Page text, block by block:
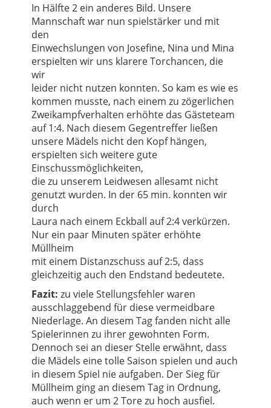
In Hälfte 2 ein anderes Bild. Unsere
Mannschaft war nun spielstärker und mit
den
Einwechslungen von Josefine, Nina und Mina
erspielten wir uns klarere Torchancen, die
wir
leider nicht nutzen konnten. So kam es wie es
kommen musste, nach einem zu zögerlichen
Zweikampfverhalten erhöhte das Gästeteam
auf 1:4. Nach diesem Gegentreffer ließen
unsere Mädels nicht den Kopf hängen,
erspielten sich weitere gute
Einschussmöglichkeiten,
die zu unserem Leidwesen allesamt nicht
genutzt wurden. In der 65 min. konnten wir
durch
Laura nach einem Eckball auf 2:4 verkürzen.
Nur ein paar Minuten später erhöhte
Müllheim
mit einem Distanzschuss auf 2:5, dass
gleichzeitig auch den Endstand bedeutete.
Fazit: zu viele Stellungsfehler waren
ausschlaggebend für diese vermeidbare
Niederlage. An diesem Tag fanden nicht alle
Spielerinnen zu ihrer gewohnten Form.
Dennoch sei an dieser Stelle erwähnt, dass
die Mädels eine tolle Saison spielen und auch
in diesem Spiel nie aufgaben. Der Sieg für
Müllheim ging an diesem Tag in Ordnung,
auch wenn er um 2 Tore zu hoch ausfiel.